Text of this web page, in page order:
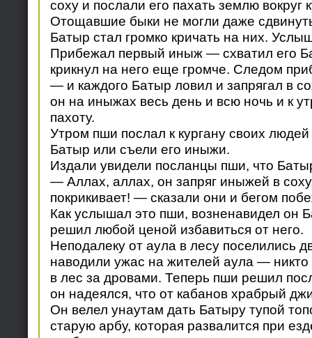
соху и послали его пахать землю вокруг
Отощавшие быки не могли даже
Батыр стал громко кричать на них.
Прибежал первый иныж — схватил его
крикнул на него еще громче. Следом
— и каждого Батыр ловил и запрягал в
он на иныжах весь день и всю ночь и к
пахоту.
Утром пши послал к кургану своих
Батыр или съели его иныжи.
Издали увидели посланцы пши, что
— Аллах, аллах, он запряг иныжей в
покрикивает! — сказали они и бегом
Как услышал это пши, возненавидел он
решил любой ценой избавиться от него.
Неподалеку от аула в лесу поселились
наводили ужас на жителей аула — никто
в лес за дровами. Теперь пши решил
он надеялся, что от кабанов храбрый
Он велел унаутам дать Батыру тупой
старую арбу, которая развалится при